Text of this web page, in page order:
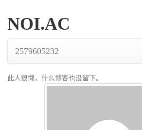
NOI.AC
2579605232
此人很懒，什么博客也没留下。